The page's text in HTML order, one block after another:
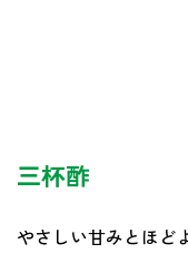
三杯酢
やさしい甘みとほど